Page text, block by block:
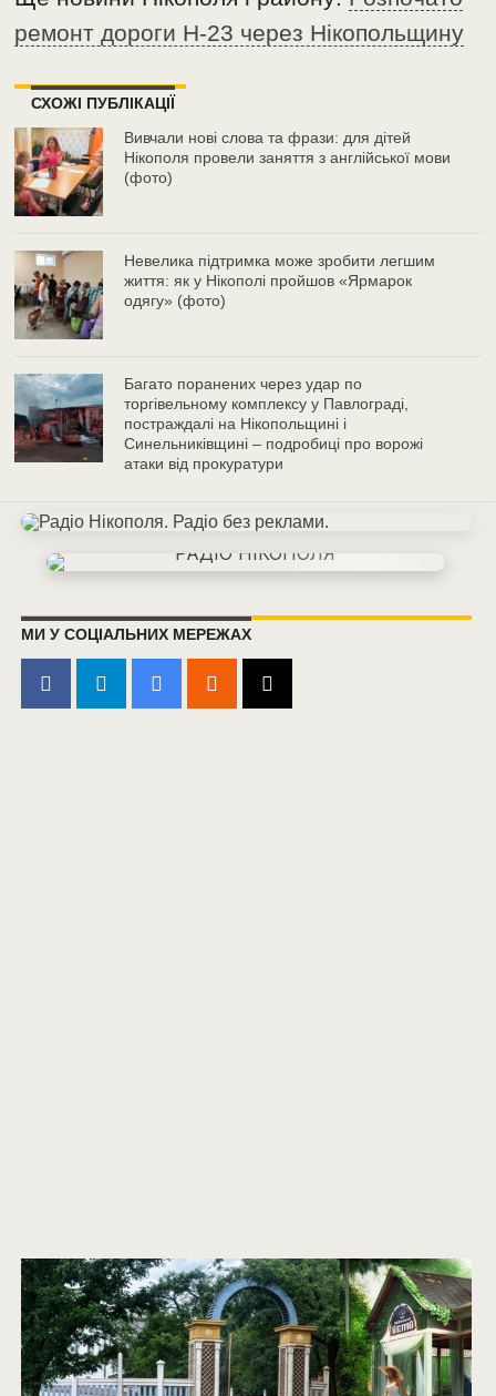
ремонт дороги Н-23 через Нікопольщину
СХОЖІ ПУБЛІКАЦІЇ
Вивчали нові слова та фрази: для дітей
Нікополя провели заняття з англійської мови
(фото)
Невелика підтримка може зробити легшим
життя: як у Нікополі пройшов «Ярмарок
одягу» (фото)
Багато поранених через удар по
торгівельному комплексу у Павлограді,
постраждалі на Нікопольщині і
Синельниківщині – подробиці про ворожі
атаки від прокуратури
МИ У СОЦІАЛЬНИХ МЕРЕЖАХ